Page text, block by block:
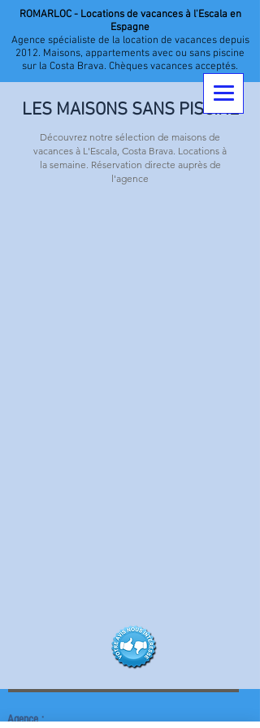
ROMARLOC - Locations de vacances à l'Escala en
Espagne
Agence spécialiste de la location de vacances depuis
2012. Maisons, appartements avec ou sans piscine
sur la Costa Brava. Chèques vacances acceptés.
LES MAISONS SANS PISCINE
Découvrez notre sélection de maisons de
vacances à L'Escala, Costa Brava. Locations à
la semaine. Réservation directe auprès de
l'agence
Agence :